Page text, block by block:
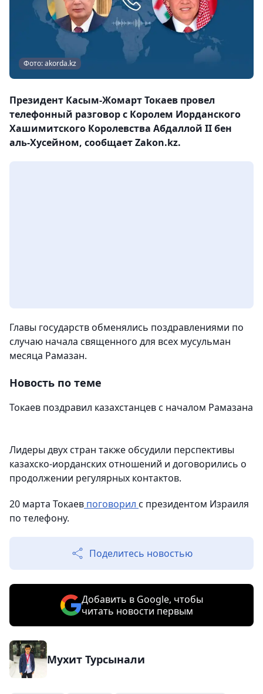
Фото: akorda.kz
Президент Касым-Жомарт Токаев провел
телефонный разговор с Королем Иорданского
Хашимитского Королевства Абдаллой II бен
аль-Хусейном, сообщает Zakon.kz.
Главы государств обменялись поздравлениями по
случаю начала священного для всех мусульман
месяца Рамазан.
Новость по теме
Токаев поздравил казахстанцев с началом Рамазана
Лидеры двух стран также обсудили перспективы
казахско-иорданских отношений и договорились о
продолжении регулярных контактов.
20 марта Токаев поговорил с президентом Израиля
по телефону.
Поделитесь новостью
Добавить в Google, чтобы
читать новости первым
Мухит Турсынали